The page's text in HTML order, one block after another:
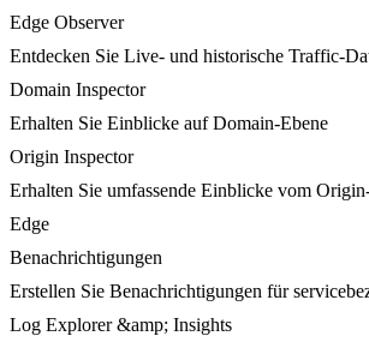
Edge Observer
Entdecken Sie Live- und historische Traffic-
Domain Inspector
Erhalten Sie Einblicke auf Domain-Ebene
Origin Inspector
Erhalten Sie umfassende Einblicke vom
Edge
Benachrichtigungen
Erstellen Sie Benachrichtigungen für
Log Explorer &amp; Insights